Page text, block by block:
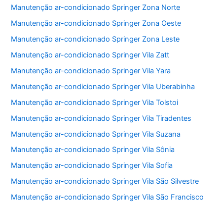
Manutenção ar-condicionado Springer Zona Norte
Manutenção ar-condicionado Springer Zona Oeste
Manutenção ar-condicionado Springer Zona Leste
Manutenção ar-condicionado Springer Vila Zatt
Manutenção ar-condicionado Springer Vila Yara
Manutenção ar-condicionado Springer Vila Uberabinha
Manutenção ar-condicionado Springer Vila Tolstoi
Manutenção ar-condicionado Springer Vila Tiradentes
Manutenção ar-condicionado Springer Vila Suzana
Manutenção ar-condicionado Springer Vila Sônia
Manutenção ar-condicionado Springer Vila Sofia
Manutenção ar-condicionado Springer Vila São Silvestre
Manutenção ar-condicionado Springer Vila São Francisco